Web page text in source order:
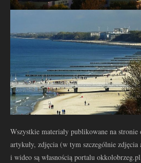
Wszystkie materiały publikowane na
artykuły, zdjęcia (w tym szczególnie
i wideo są własnością portalu